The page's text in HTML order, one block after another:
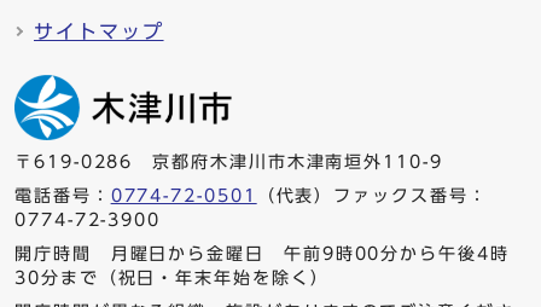
サイトマップ
〒619-0286 京都府木津川市木津南垣外110-9
電話番号： 0774-72-0501
（代表）ファックス番号：
0774-72-3900
開庁時間 月曜日から金曜日 午前9時00分から午後4時
30分まで（祝日・年末年始を除く）